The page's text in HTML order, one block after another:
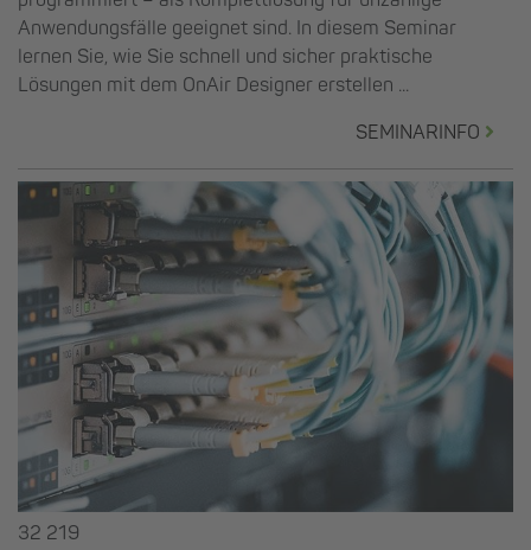
Anwendungsfälle geeignet sind. In diesem Seminar
lernen Sie, wie Sie schnell und sicher praktische
Lösungen mit dem OnAir Designer erstellen ...
SEMINARINFO
32 219